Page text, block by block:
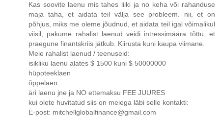
Kas soovite laenu mis tahes liiki ja no keha või rahanduse
maja taha, et aidata teil välja see probleem. nii, et on
põhjus, miks me oleme jõudnud, et aidata teil igal võimalikul
viisil, pakume rahalist laenud veidi intressimäära tõttu, et
praegune finantskriis jätkub. Kiirusta kuni kaupa viimane.
Meie rahalist laenud / teenuseid:
isikliku laenu alates $ 1500 kuni $ 50000000
hüpoteeklaen
õppelaen
äri laenu jne ja NO ettemaksu FEE JUURES
kui olete huvitatud siis on meiega läbi selle kontakti:
E-post: mitchellglobalfinance@gmail.com